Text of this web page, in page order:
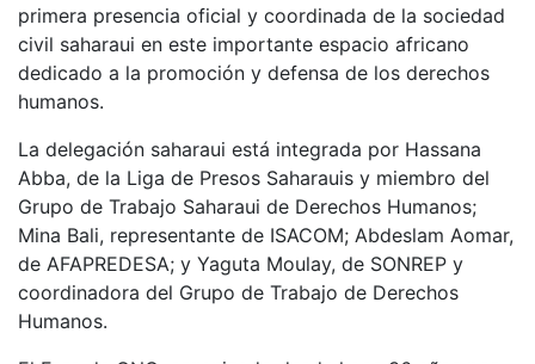
primera presencia oficial y coordinada de la sociedad
civil saharaui en este importante espacio africano
dedicado a la promoción y defensa de los derechos
humanos.
La delegación saharaui está integrada por Hassana
Abba, de la Liga de Presos Saharauis y miembro del
Grupo de Trabajo Saharaui de Derechos Humanos;
Mina Bali, representante de ISACOM; Abdeslam Aomar,
de AFAPREDESA; y Yaguta Moulay, de SONREP y
coordinadora del Grupo de Trabajo de Derechos
Humanos.